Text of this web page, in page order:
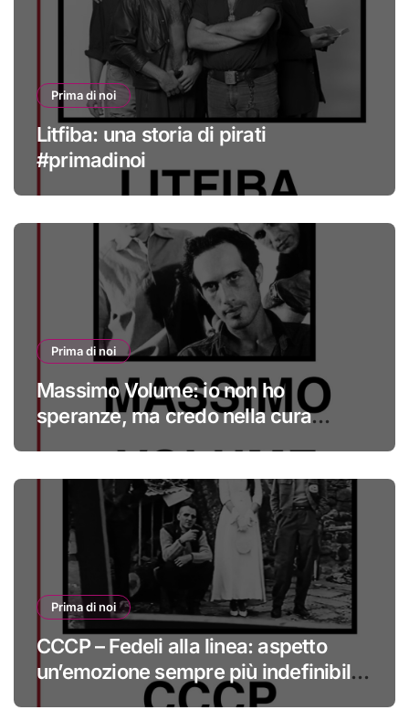
Prima di noi
Litfiba: una storia di pirati
#primadinoi
Prima di noi
Massimo Volume: io non ho
speranze, ma credo nella cura
Prima di noi
CCCP – Fedeli alla linea: aspetto
un’emozione sempre più indefinibile
#primadinoi